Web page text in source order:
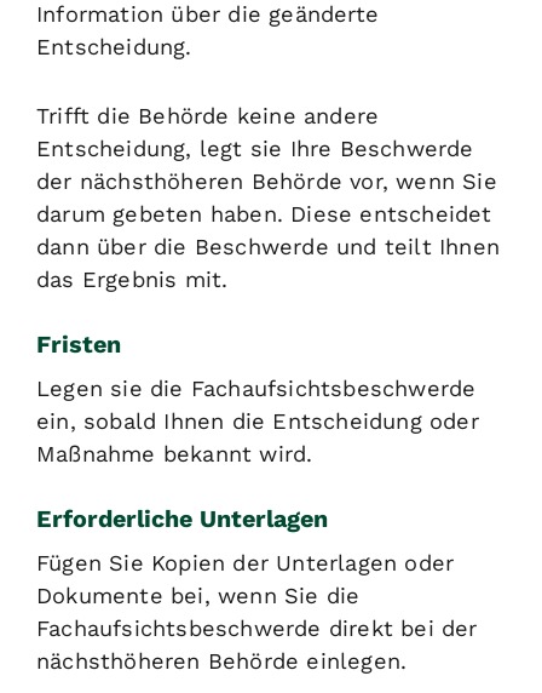
Information über die geänderte
Entscheidung.
Trifft die Behörde keine andere
Entscheidung, legt sie Ihre Beschwerde
der nächsthöheren Behörde vor, wenn Sie
darum gebeten haben. Diese entscheidet
dann über die Beschwerde und teilt Ihnen
das Ergebnis mit.
Fristen
Legen sie die Fachaufsichtsbeschwerde
ein, sobald Ihnen die Entscheidung oder
Maßnahme bekannt wird.
Erforderliche Unterlagen
Fügen Sie Kopien der Unterlagen oder
Dokumente bei, wenn Sie die
Fachaufsichtsbeschwerde direkt bei der
nächsthöheren Behörde einlegen.